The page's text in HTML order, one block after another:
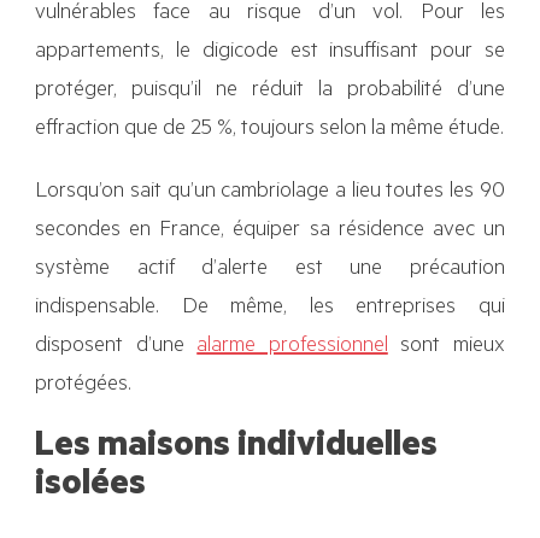
vulnérables face au risque d’un vol. Pour les
appartements, le digicode est insuffisant pour se
protéger, puisqu’il ne réduit la probabilité d’une
effraction que de 25 %, toujours selon la même étude.
Lorsqu’on sait qu’un cambriolage a lieu toutes les 90
secondes en France, équiper sa résidence avec un
système actif d’alerte est une précaution
indispensable. De même, les entreprises qui
disposent d’unealarme professionnelsont mieux
protégées.
Les maisons individuelles
isolées